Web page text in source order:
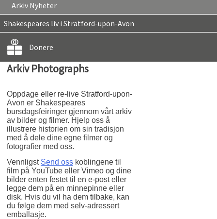
Arkiv Nyheter
Shakespeares liv i Stratford-upon-Avon
Donere
Arkiv Photographs
Oppdage eller re-live Stratford-upon-
Avon er Shakespeares
bursdagsfeiringer gjennom vårt arkiv
av bilder og filmer. Hjelp oss å
illustrere historien om sin tradisjon
med å dele dine egne filmer og
fotografier med oss.
Vennligst Send oss koblingene til
film på YouTube eller Vimeo og dine
bilder enten festet til en e-post eller
legge dem på en minnepinne eller
disk. Hvis du vil ha dem tilbake, kan
du følge dem med selv-adressert
emballasje.